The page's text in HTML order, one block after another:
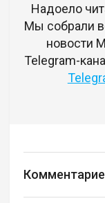
Надоело
Мы собрали
новости
Telegram-